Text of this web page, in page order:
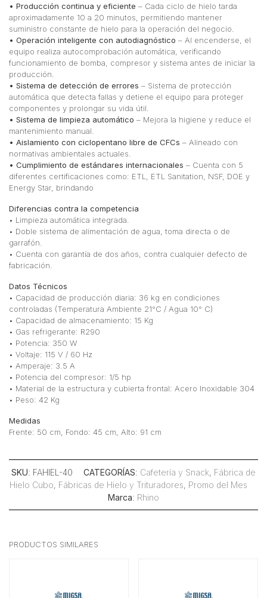
• Producción continua y eficiente – Cada ciclo de hielo tarda
aproximadamente 10 a 20 minutos, permitiendo mantener
suministro constante de hielo para la operación del negocio.
• Operación inteligente con autodiagnóstico – Al encenderse, el
equipo realiza autocomprobación automática, verificando
funcionamiento de bomba, compresor y sistema antes de iniciar la
producción.
• Sistema de detección de errores – Sistema de protección
automática que detecta fallas y detiene el equipo para proteger
componentes y prolongar su vida útil.
• Sistema de limpieza automático – Mejora la higiene y reduce el
mantenimiento manual.
• Aislamiento con ciclopentano libre de CFCs – Alineado con
normativas ambientales actuales.
• Cumplimiento de estándares internacionales – Cuenta con 5
diferentes certificaciones como: ETL, ETL Sanitation, NSF, DOE y
Energy Star, brindando
Diferencias contra la competencia
• Limpieza automática integrada.
• Doble sistema de alimentación de agua, toma directa o de
garrafón.
• Cuenta con garantía de dos años, contra cualquier defecto de
fabricación.
Datos Técnicos
• Capacidad de producción diaria: 36 kg en condiciones
controladas (Temperatura Ambiente 21°C / Agua 10° C)
• Capacidad de almacenamiento: 15 Kg
• Gas refrigerante: R290
• Potencia: 350 W
• Voltaje: 115 V / 60 Hz
• Amperaje: 3.5 A
• Potencia del compresor: 1/5 hp
• Material de la estructura y cubierta frontal: Acero Inoxidable 304
• Peso: 42 Kg
Medidas
Frente: 50 cm, Fondo: 45 cm, Alto: 91 cm
SKU: FAHIEL-40 CATEGORÍAS: Cafetería y Snack, Fábrica de
Hielo Cubo, Fábricas de Hielo y Trituradores, Promo del Mes
Marca: Rhino
PRODUCTOS SIMILARES